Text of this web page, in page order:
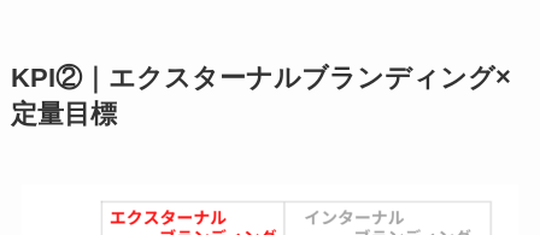
KPI②｜エクスターナルブランディング×
定量目標